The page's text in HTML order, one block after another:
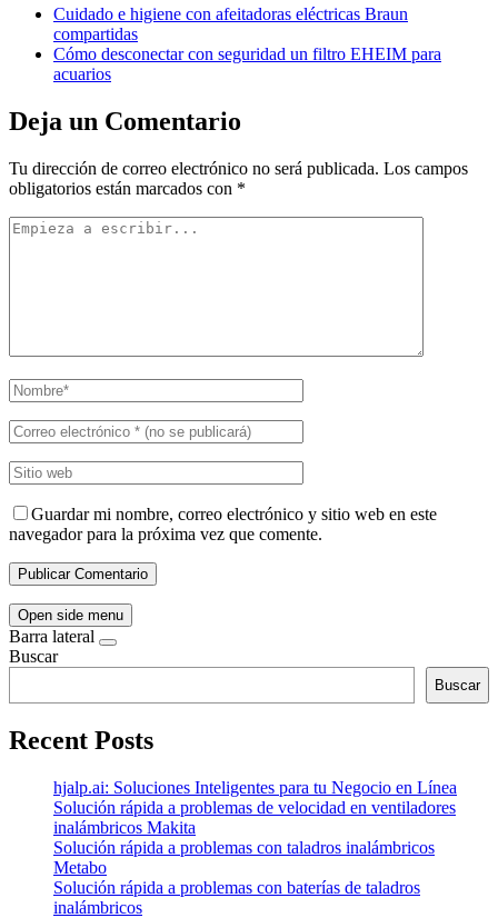
Cuidado e higiene con afeitadoras eléctricas Braun
compartidas
Cómo desconectar con seguridad un filtro EHEIM para
acuarios
Deja un Comentario
Tu dirección de correo electrónico no será publicada. Los campos
obligatorios están marcados con *
Guardar mi nombre, correo electrónico y sitio web en este
navegador para la próxima vez que comente.
Open side menu
Barra lateral
Buscar
Buscar
Recent Posts
hjalp.ai: Soluciones Inteligentes para tu Negocio en Línea
Solución rápida a problemas de velocidad en ventiladores
inalámbricos Makita
Solución rápida a problemas con taladros inalámbricos
Metabo
Solución rápida a problemas con baterías de taladros
inalámbricos